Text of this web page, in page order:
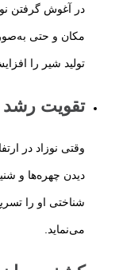
در آغوش گرفتن
مکان و حتی
تولید شیر را
تقویت رشد
وقتی نوزاد در
دیدن چهره‌ها و
شناختی او را
می‌نماید.